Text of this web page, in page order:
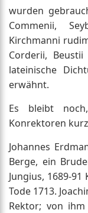
wurden
Commenii,
Kirchmanni
Corderii,
lateinische
erwähnt.
Es bleibt
Konrektoren
Johannes
Berge, ein
Jungius, 1689-
Tode 1713.
Rektor; von